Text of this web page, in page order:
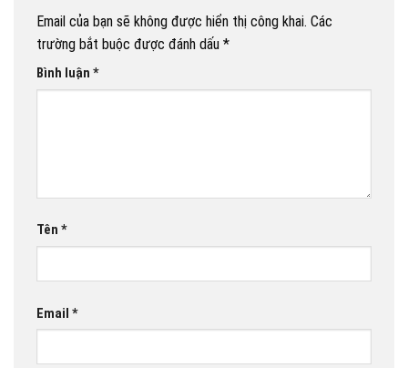
Email của bạn sẽ không được hiển thị công khai. Các
trường bắt buộc được đánh dấu *
Bình luận *
Tên *
Email *